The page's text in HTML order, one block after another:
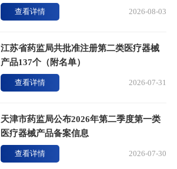
2026-08-03
查看详情
江苏省药监局共批准注册第二类医疗器械
产品137个（附名单）
2026-07-31
查看详情
天津市药监局公布2026年第二季度第一类
医疗器械产品备案信息
2026-07-30
查看详情